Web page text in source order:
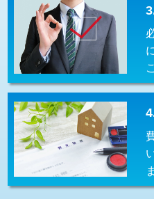
交換・取付（その他部品）
持込商品取付（単水栓）
持込商品取付（混合水栓）
持込商品取付（浄水器・分岐
給水管工事※（ホール加工)
給水管工事※（バンド止め)
給水管工事※（支持金具設置)